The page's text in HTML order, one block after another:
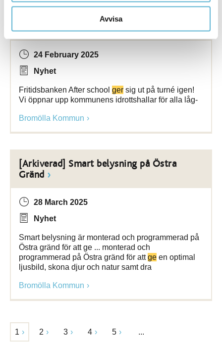
Avvisa
[Arkiverad] Fritidsbanken After school är
24 February 2025
Nyhet
Fritidsbanken After school ger sig ut på turné igen!
Vi öppnar upp kommunens idrottshallar för alla låg-
Bromölla Kommun
[Arkiverad] Smart belysning på Östra
Gränd
28 March 2025
Nyhet
Smart belysning är monterad och programmerad på
Östra gränd för att ge ... monterad och
programmerad på Östra gränd för attge en optimal
ljusbild, skona djur och natur samt dra
Bromölla Kommun
1 2 3 4 5 ...